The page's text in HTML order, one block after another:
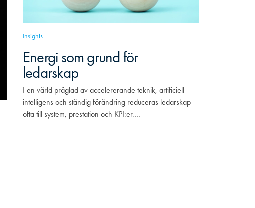
Insights
Energi som grund för
ledarskap
I en värld präglad av accelererande teknik, artificiell
intelligens och ständig förändring reduceras ledarskap
ofta till system, prestation och KPI:er.…